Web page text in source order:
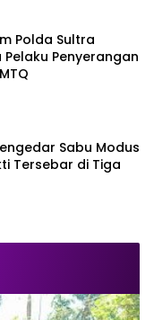
Polda Sultra
Penyerangan
Sabu Modus
Tersebar di Tiga